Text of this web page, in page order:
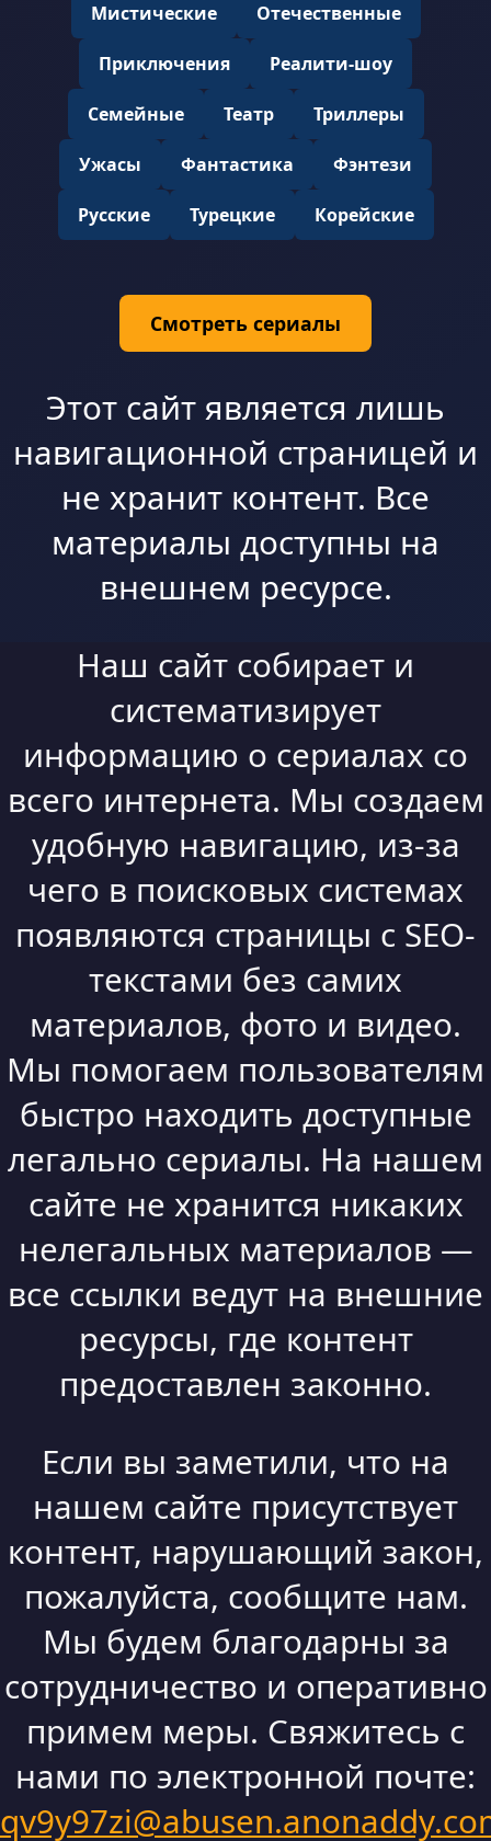
Мистические Отечественные
Приключения Реалити-шоу
Семейные Театр Триллеры
Ужасы Фантастика Фэнтези
Русские Турецкие Корейские
Смотреть сериалы
Этот сайт является лишь
навигационной страницей и
не хранит контент. Все
материалы доступны на
внешнем ресурсе.
Наш сайт собирает и
систематизирует
информацию о сериалах со
всего интернета. Мы создаем
удобную навигацию, из-за
чего в поисковых системах
появляются страницы с SEO-
текстами без самих
материалов, фото и видео.
Мы помогаем пользователям
быстро находить доступные
легально сериалы. На нашем
сайте не хранится никаких
нелегальных материалов —
все ссылки ведут на внешние
ресурсы, где контент
предоставлен законно.
Если вы заметили, что на
нашем сайте присутствует
контент, нарушающий закон,
пожалуйста, сообщите нам.
Мы будем благодарны за
сотрудничество и оперативно
примем меры. Свяжитесь с
нами по электронной почте: